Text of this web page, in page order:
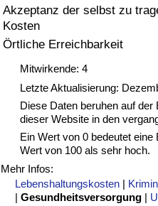
Akzeptanz der selbst zu
Kosten
Örtliche Erreichbarkeit
Mitwirkende: 4
Letzte Aktualisierung:
Diese Daten beruhen auf
dieser Website in den
Ein Wert von 0 bedeutet
Wert von 100 als sehr hoch.
Mehr Infos:
Lebenshaltungskosten |
|Gesundheitsversorgung |
Gesundheitsversorgungs-
Umweltverschmutzungs-
Verschmutzungsindex
Umweltverschmutzungs-
Verkehr